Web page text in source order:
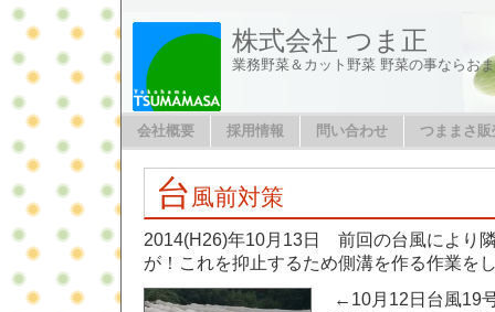
株式会社 つま正
業務野菜＆カット野菜 野菜の事ならお
会社概要 採用情報 問い合わせ つままさ
台 風前対策
2014(H26)年10月13日 前回の台風により
が！これを抑止するため側溝を作る作業を
←10月12日台風19